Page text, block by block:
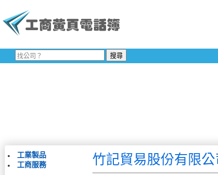
工業製品
工商服務
竹記貿易股份有限公